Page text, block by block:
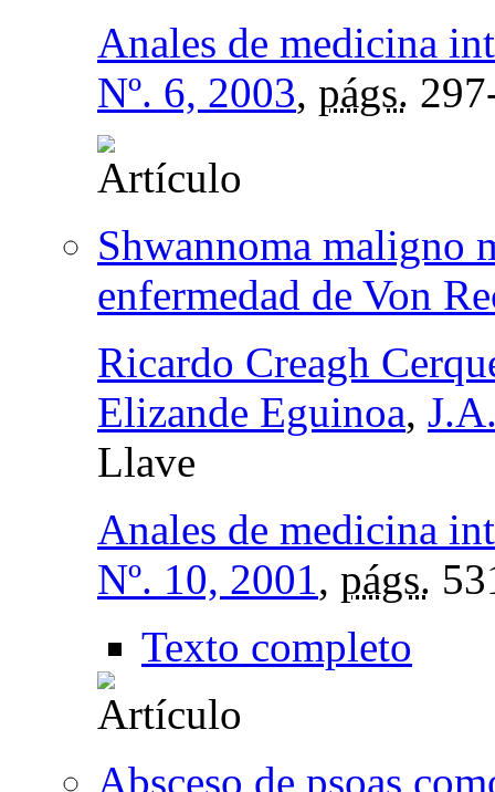
Anales de medicina
Nº. 6, 2003, págs.
Shwannoma maligno
enfermedad de Von
Ricardo Creagh
Elizande Eguinoa,
Llave
Anales de medicina
Nº. 10, 2001, págs.
Texto completo
Absceso de psoas